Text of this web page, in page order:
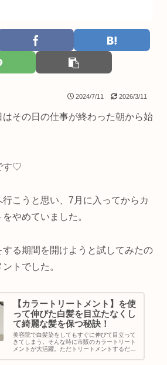
2024/7/11 2026/3/11
その日の仕事が終わった朝から始
す♡
こうと思い、7月に入ってからカ
やめていました。
る期間を開けようと試してみたの
トでした。
【カラートリートメント】を使
って伸びた白髪を目立たなくし
て綺麗な髪を保つ秘訣！
美容院で白髪染をしてもすぐに伸びて目立って
きてしまう。そんな時に市販のカラートリート
メントが大活躍。ただトリートメントするだけ